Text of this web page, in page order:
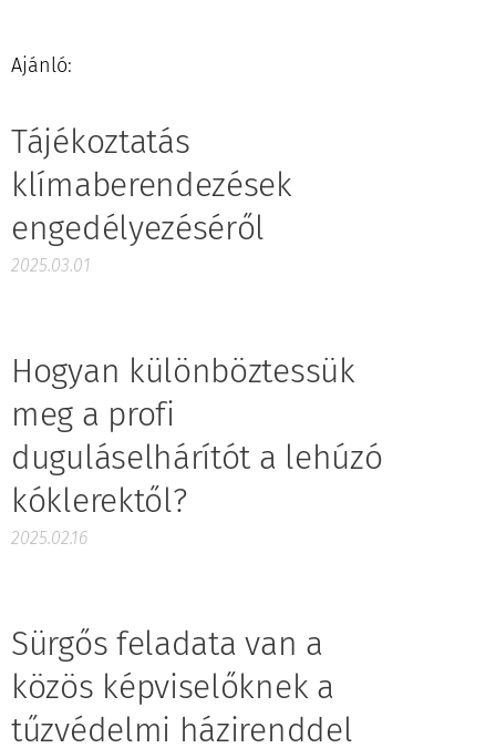
Ajánló:
Tájékoztatás
klímaberendezések
engedélyezéséről
2025.03.01
Hogyan különböztessük
meg a profi
duguláselhárítót a lehúzó
kóklerektől?
2025.02.16
Sürgős feladata van a
közös képviselőknek a
tűzvédelmi házirenddel